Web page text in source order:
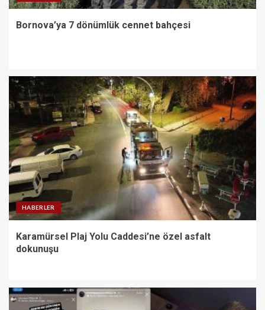
Bornova’ya 7 dönümlük cennet bahçesi
HABERLER
Karamürsel Plaj Yolu Caddesi’ne özel asfalt
dokunuşu